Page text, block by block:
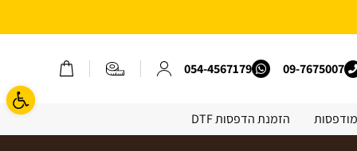
09-7675007
054-4567179
הזמנת הדפסות DTF
פתח